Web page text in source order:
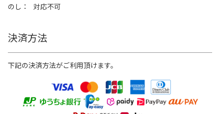
のし
対応不可
決済方法
下記の決済方法がご利用頂けます。